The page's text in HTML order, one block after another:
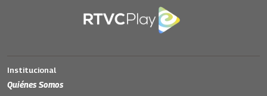
Institucional
Quiénes Somos